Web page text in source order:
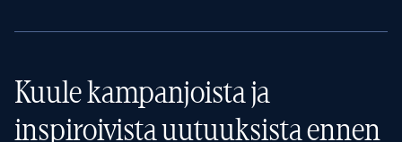
Kuule kampanjoista ja
inspiroivista uutuuksista ennen